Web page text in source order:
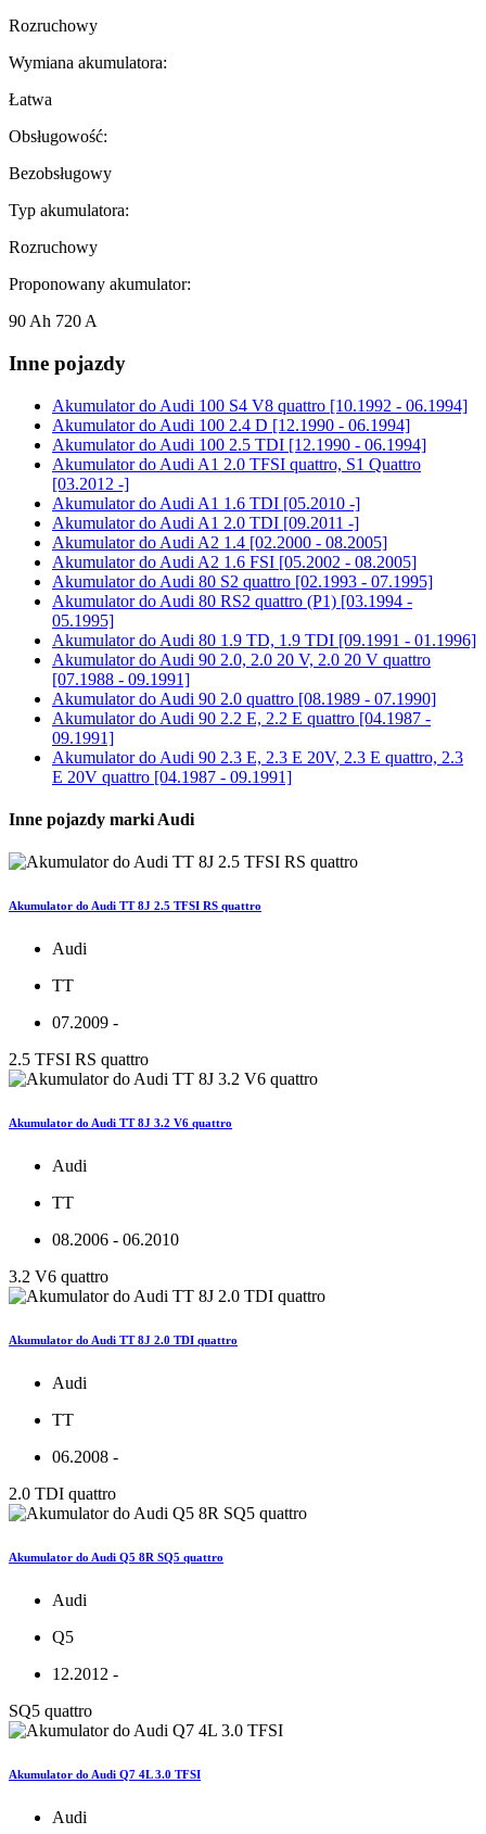
Rozruchowy
Wymiana akumulatora:
Łatwa
Obsługowość:
Bezobsługowy
Typ akumulatora:
Rozruchowy
Proponowany akumulator:
90 Ah 720 A
Inne pojazdy
Akumulator do Audi 100 S4 V8 quattro [10.1992 - 06.1994]
Akumulator do Audi 100 2.4 D [12.1990 - 06.1994]
Akumulator do Audi 100 2.5 TDI [12.1990 - 06.1994]
Akumulator do Audi A1 2.0 TFSI quattro, S1 Quattro
[03.2012 -]
Akumulator do Audi A1 1.6 TDI [05.2010 -]
Akumulator do Audi A1 2.0 TDI [09.2011 -]
Akumulator do Audi A2 1.4 [02.2000 - 08.2005]
Akumulator do Audi A2 1.6 FSI [05.2002 - 08.2005]
Akumulator do Audi 80 S2 quattro [02.1993 - 07.1995]
Akumulator do Audi 80 RS2 quattro (P1) [03.1994 -
05.1995]
Akumulator do Audi 80 1.9 TD, 1.9 TDI [09.1991 - 01.1996]
Akumulator do Audi 90 2.0, 2.0 20 V, 2.0 20 V quattro
[07.1988 - 09.1991]
Akumulator do Audi 90 2.0 quattro [08.1989 - 07.1990]
Akumulator do Audi 90 2.2 E, 2.2 E quattro [04.1987 -
09.1991]
Akumulator do Audi 90 2.3 E, 2.3 E 20V, 2.3 E quattro, 2.3
E 20V quattro [04.1987 - 09.1991]
Inne pojazdy marki Audi
Akumulator do Audi TT 8J 2.5 TFSI RS quattro
Audi
TT
07.2009 -
2.5 TFSI RS quattro
Akumulator do Audi TT 8J 3.2 V6 quattro
Audi
TT
08.2006 - 06.2010
3.2 V6 quattro
Akumulator do Audi TT 8J 2.0 TDI quattro
Audi
TT
06.2008 -
2.0 TDI quattro
Akumulator do Audi Q5 8R SQ5 quattro
Audi
Q5
12.2012 -
SQ5 quattro
Akumulator do Audi Q7 4L 3.0 TFSI
Audi